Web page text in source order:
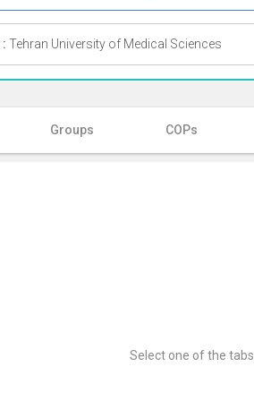
Tehran University of Medical Sciences
Groups COPs
Select one of the tabs